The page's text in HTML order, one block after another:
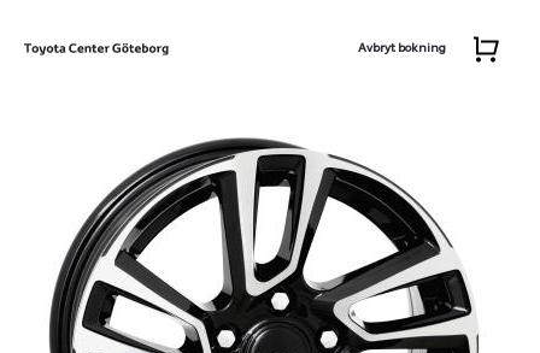
Avbryt bokning